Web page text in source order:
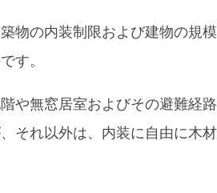
物の内装制限および建物の規
す。
や無窓居室およびその避難経
それ以外は、内装に自由に木